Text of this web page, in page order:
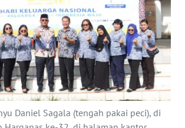
Daniel Sagala (tengah pakai peci), di